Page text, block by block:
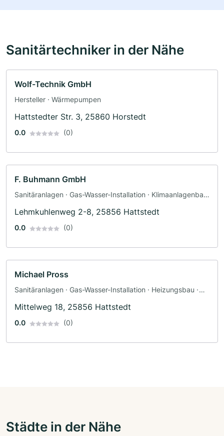
Sanitärtechniker in der Nähe
Wolf-Technik GmbH
Hersteller · Wärmepumpen
Hattstedter Str. 3, 25860 Horstedt
0.0 (0)
F. Buhmann GmbH
Sanitäranlagen · Gas-Wasser-Installation · Klimaanlagenbau
Lehmkuhlenweg 2-8, 25856 Hattstedt
0.0 (0)
Michael Pross
Sanitäranlagen · Gas-Wasser-Installation · Heizungsbau ·
Mittelweg 18, 25856 Hattstedt
0.0 (0)
Städte in der Nähe